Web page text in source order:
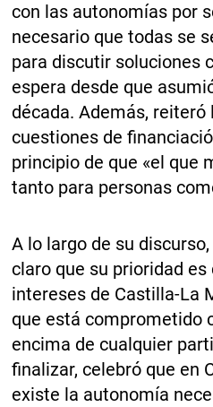
con las autonomías por
necesario que todas se
para discutir soluciones
espera desde que
década. Además, reiteró
cuestiones de
principio de que «el que
tanto para personas
A lo largo de su
claro que su prioridad
intereses de Castilla-La
que está comprometido
encima de cualquier
finalizar, celebró que en
existe la autonomía